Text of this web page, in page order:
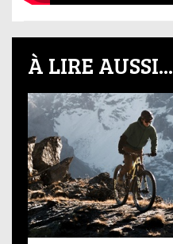
À LIRE AUSSI...